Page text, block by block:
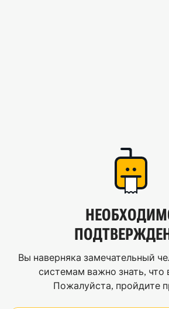
Вы наверняка замечательный
системам важно знать, что
Пожалуйста, пройдите